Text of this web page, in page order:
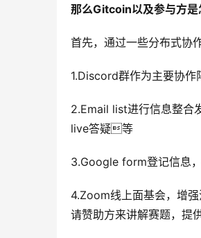
那么Gitcoin以及参与方是
首先，通过一些分布式协
1.Discord群作为主要协
2.Email list进行信息整合
live答疑等
3.Google form登记信息
4.Zoom线上面基会，增
请赞助方来讲解赛题，提